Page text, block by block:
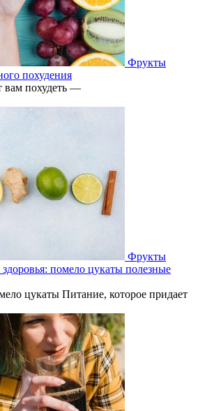
Фрукты
похудения
вам похудеть —
Фрукты
помело цукаты полезные
цукаты Питание, которое придает